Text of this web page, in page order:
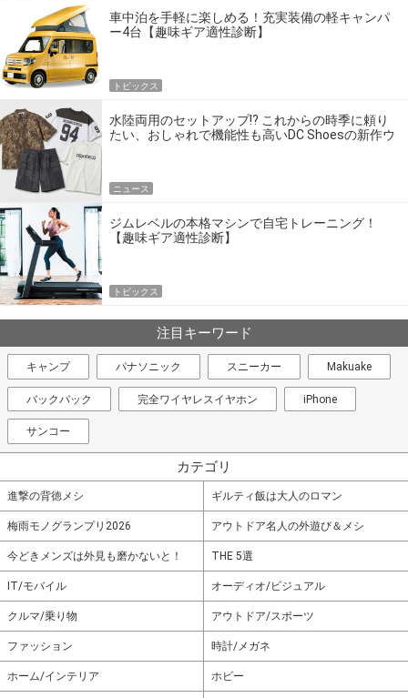
車中泊を手軽に楽しめる！充実装備の軽キャンパ
ー4台【趣味ギア適性診断】
トピックス
水陸両用のセットアップ!? これからの時季に頼り
たい、おしゃれで機能性も高いDC Shoesの新作ウ
ニュース
ジムレベルの本格マシンで自宅トレーニング！
【趣味ギア適性診断】
トピックス
注目キーワード
キャンプ パナソニック スニーカー Makuake
バックパック 完全ワイヤレスイヤホン iPhone
サンコー
カテゴリ
進撃の背徳メシ ギルティ飯は大人のロマン
梅雨モノグランプリ2026 アウトドア名人の外遊び＆メシ
今どきメンズは外見も磨かないと！ THE 5選
IT/モバイル オーディオ/ビジュアル
クルマ/乗り物 アウトドア/スポーツ
ファッション 時計/メガネ
ホーム/インテリア ホビー